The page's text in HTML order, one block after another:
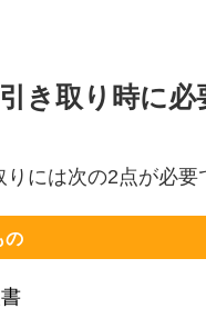
き取り時に必
りには次の2点が必要
の